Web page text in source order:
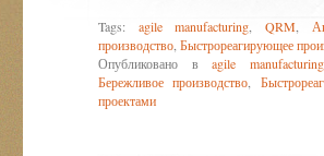
Tags: agile manufacturing ,QRM
производство Быстрореагирующее
Опубликовано вagile manufacturing
Бережливое производство
проектами